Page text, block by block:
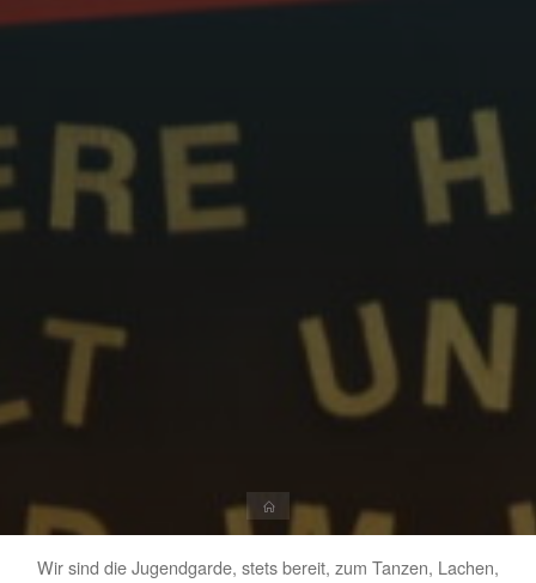
Start
Wir sind die Jugendgarde, stets bereit, zum Tanzen, Lachen,